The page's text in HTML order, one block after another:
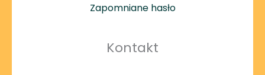
Zapomniane hasło
Kontakt